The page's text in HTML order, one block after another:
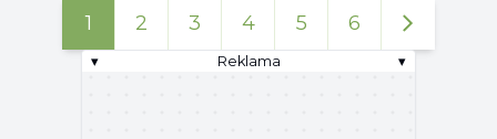
1 2 3 4 5 6
▾ Reklama ▾